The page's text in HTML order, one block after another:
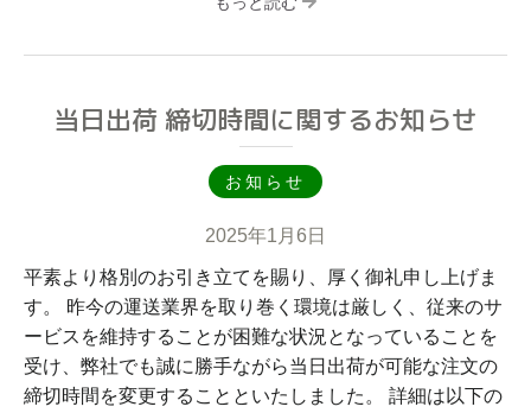
当日出荷 締切時間に関するお知らせ
お知らせ
2025年1月6日
平素より格別のお引き立てを賜り、厚く御礼申し上げま
す。 昨今の運送業界を取り巻く環境は厳しく、従来のサ
ービスを維持することが困難な状況となっていることを
受け、弊社でも誠に勝手ながら当日出荷が可能な注文の
締切時間を変更することといたしました。 詳細は以下の